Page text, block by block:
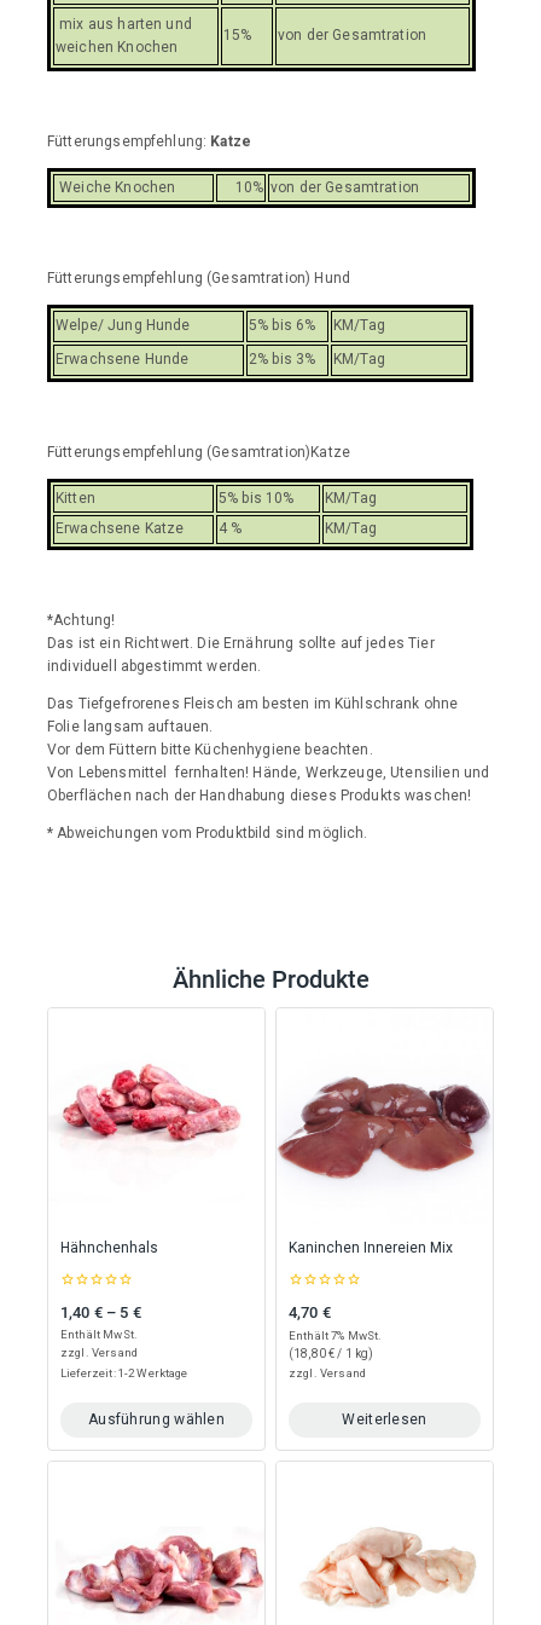
mix aus harten und
weichen Knochen
15% von der Gesamtration
Fütterungsempfehlung: Katze
Weiche Knochen 10% von der Gesamtration
Fütterungsempfehlung (Gesamtration) Hund
Welpe/ Jung Hunde 5% bis 6%
KM/Tag
Erwachsene Hunde
2% bis 3% KM/Tag
Fütterungsempfehlung (Gesamtration)Katze
Kitten 5% bis 10%
KM/Tag
Erwachsene Katze
4 % KM/Tag
*Achtung!
Das ist ein Richtwert. Die Ernährung sollte auf jedes Tier
individuell abgestimmt werden.
Das Tiefgefrorenes Fleisch am besten im Kühlschrank ohne
Folie langsam auftauen.
Vor dem Füttern bitte Küchenhygiene beachten.
Von Lebensmittel fernhalten! Hände, Werkzeuge, Utensilien und
Oberflächen nach der Handhabung dieses Produkts waschen!
* Abweichungen vom Produktbild sind möglich.
Ähnliche Produkte
Hähnchenhals
out
of
1,40 € – 5 €Preisspanne: 1,40 € bis 5 €
Enthält MwSt.
zzgl. Versand
Lieferzeit: 1-2 Werktage
Ausführung wählen
Dieses
Die
Optionen
Kaninchen Innereien Mix
out
of
5
4,70 €
Enthält 7% MwSt.
(18,80€/ 1 kg)
zzgl. Versand
Weiterlesen